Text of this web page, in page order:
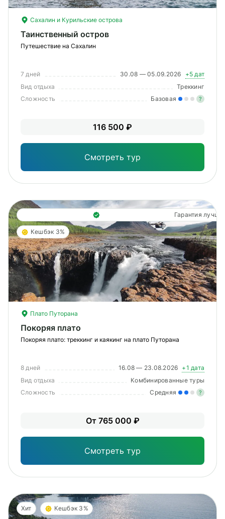
Сахалин и Курильские острова
Таинственный остров
Путешествие на Сахалин
7 дней 30.08 — 05.09.2026
+5 дат
Вид отдыха
Треккинг
Сложность
Базовая ?
116 500 ₽
Смотреть тур
Гарантия
Кешбэк 3%
Плато Путорана
Покоряя плато
Покоряя плато: треккинг и каякинг на плато Путорана
8 дней 16.08 — 23.08.2026 +1 дата
Вид отдыха
Комбинированные туры
Сложность
Средняя ?
От 765 000 ₽
Смотреть тур
Хит Кешбэк 3%